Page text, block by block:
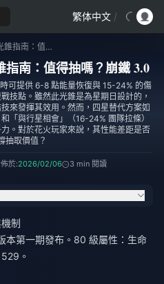
繁体中文 /
花火「地上的攀升」光錐指南：值得抽嗎？崩鐵 3.0
南：值得抽嗎？崩鐵 3.0
可提供 6-8 點能量恢復與 15-24% 的傷
技點。雖然此光錐是為星期日設計的，
來發揮其效用。然而，四星替代方案如
「與行星相會」（16-24% 團隊拉條）
。對於花火玩家來說，其性能差距是否
抽取價值？
於:2026/02/06 3 min 閱讀
制
第一期發布。80 級屬性：生命
。